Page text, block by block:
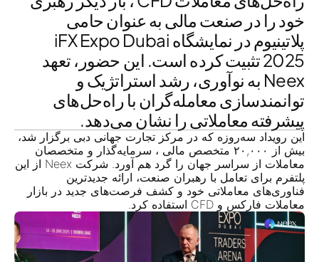
خود را در صنعت مالی به عنوان حامی
پلاتینیوم در نمایشگاه iFX Expo Dubai
2025 تثبیت کرده است. این حضور، تعهد
Neex به نوآوری، رشد استراتژیک و
توانمندسازی معامله‌گران با راه‌حل‌های
پیشرفته معاملاتی را نشان می‌دهد.
این رویداد سه‌روزه که در مرکز تجارت جهانی دبی برگزار شد،
بیش از ۲۰,۰۰۰ متخصص مالی ، سرمایه‌گذار و متخصصان
معاملات از سراسر جهان را گرد هم آورد. شرکت Neex از این
پلتفرم برای تعامل با رهبران صنعت، ارائه جدیدترین
فناوری‌های معاملاتی خود و کشف فرصت‌های جدید در بازار
معاملات فارکس و CFD استفاده کرد.